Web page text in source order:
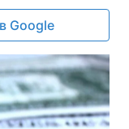
Google